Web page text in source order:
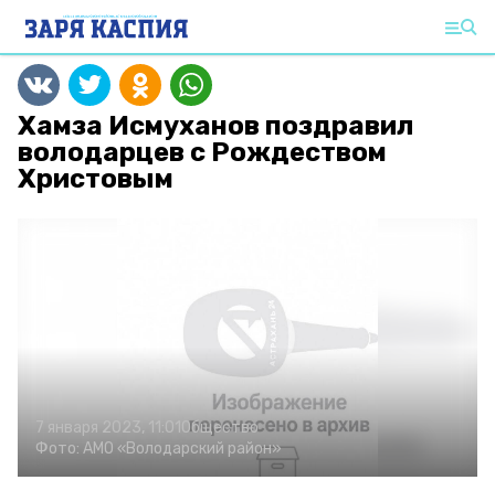
Хамза Исмуханов поздравил
володарцев с Рождеством
Христовым
7 января 2023, 11:01 Общество
Фото: АМО «Володарский район»